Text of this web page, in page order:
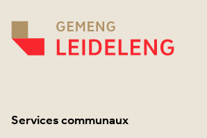
Services communaux